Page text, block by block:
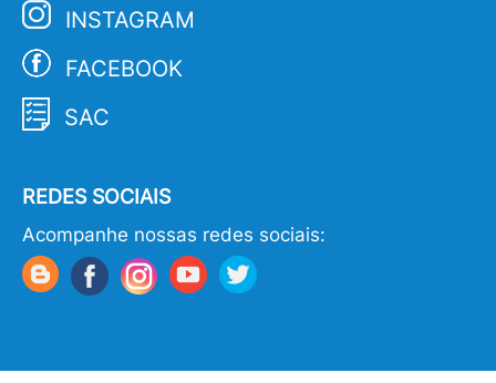
INSTAGRAM
FACEBOOK
SAC
REDES SOCIAIS
Acompanhe nossas redes sociais: